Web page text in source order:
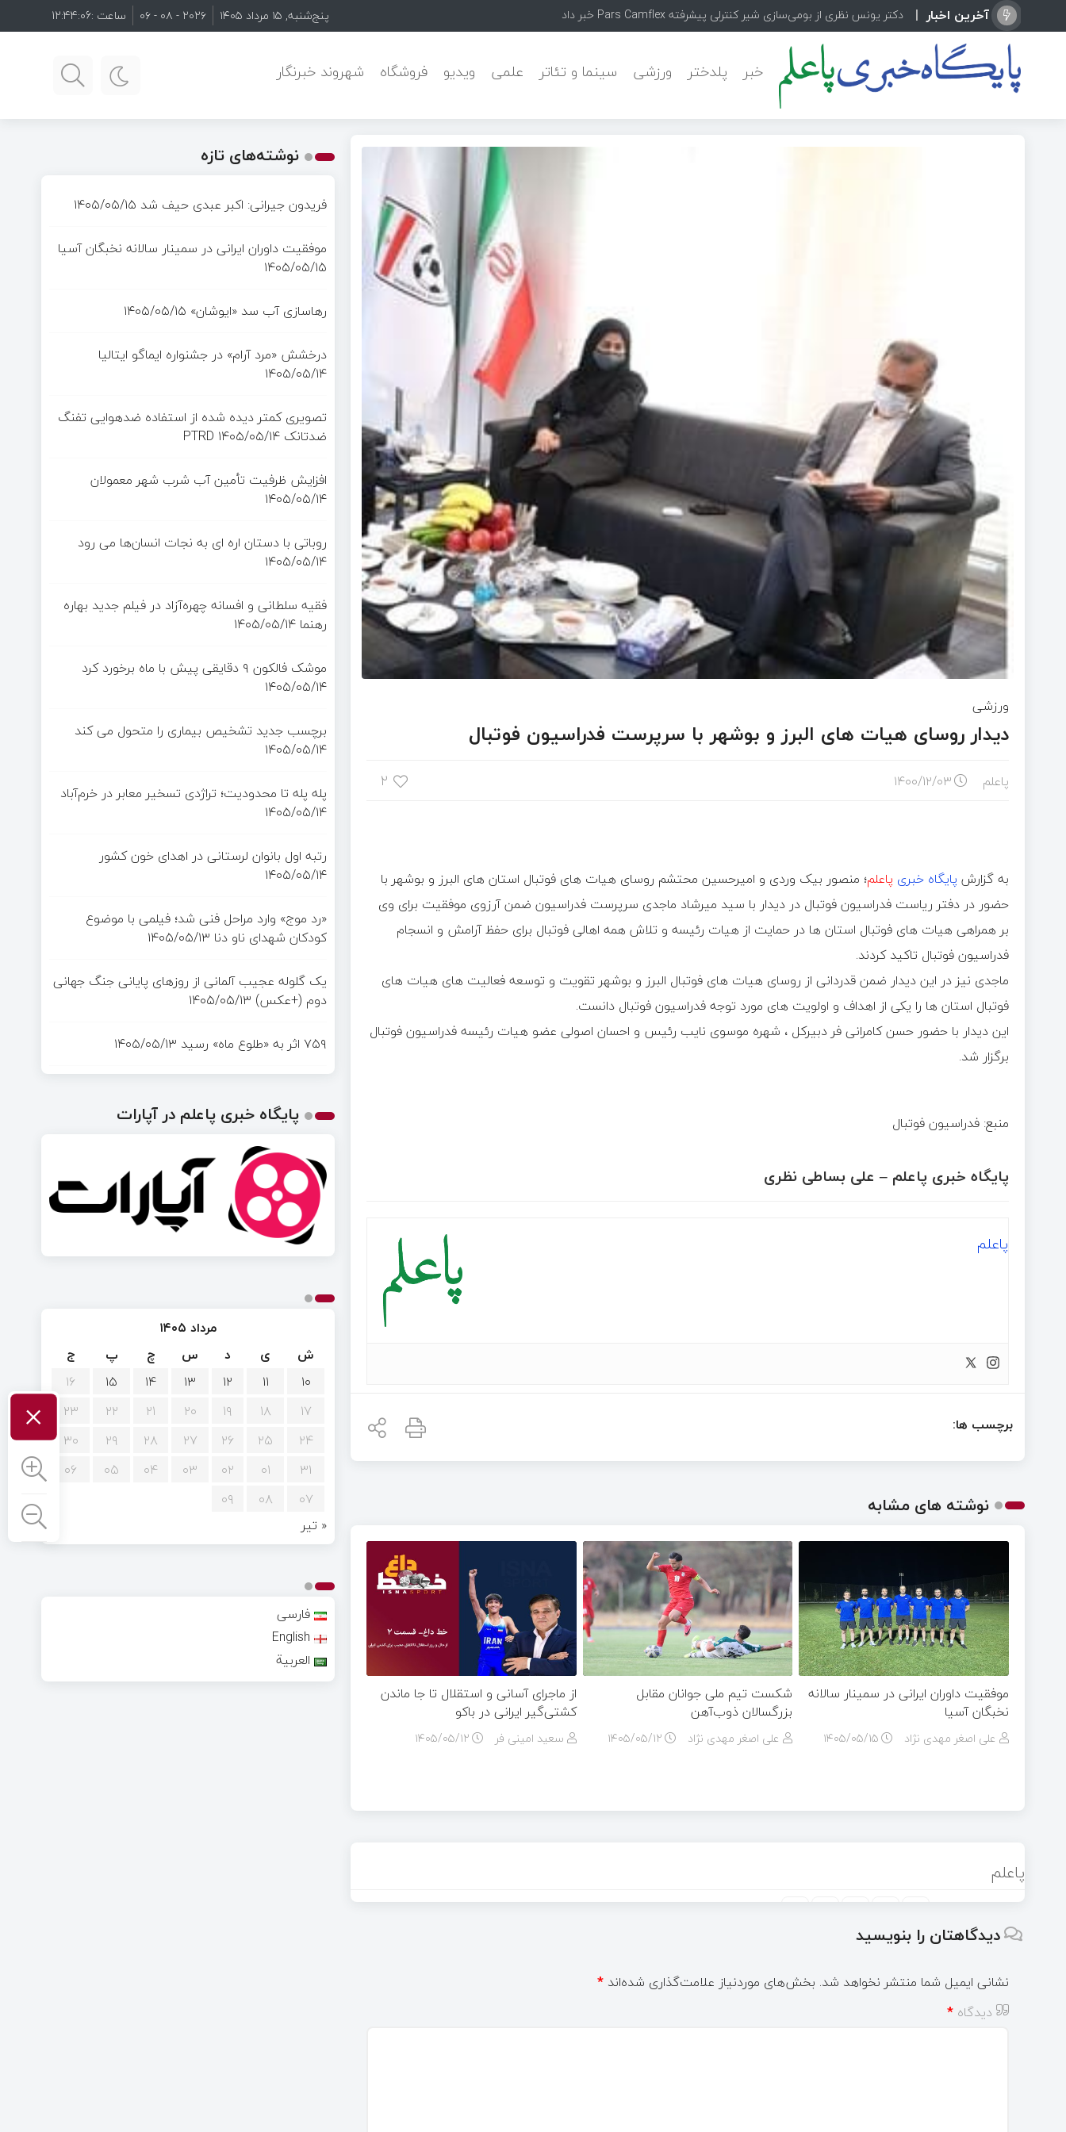
آخرین اخبار پاعلم در مسیر کربلا پنج‌شنبه, ۱۵ مرداد ۱۴۰۵ ۲۰۲۶ - ۰۸ - ۰۶ ساعت :12:44:07
خبر پلدختر ورزشی سینما و تئاتر علمی ویدیو فروشگاه شهروند خبرنگار
ورزشی
دیدار روسای هیات های البرز و بوشهر با سرپرست فدراسیون فوتبال
پاعلم ۱۴۰۰/۱۲/۰۳ ۲
به گزارش پایگاه خبری پاعلم؛ منصور بیک وردی و امیرحسین محتشم روسای هیات های فوتبال استان های البرز و بوشهر با
حضور در دفتر ریاست فدراسیون فوتبال در دیدار با سید میرشاد ماجدی سرپرست فدراسیون ضمن آرزوی موفقیت برای وی
بر همراهی هیات های فوتبال استان ها در حمایت از هیات رئیسه و تلاش همه اهالی فوتبال برای حفظ آرامش و انسجام
فدراسیون فوتبال تاکید کردند.
ماجدی نیز در این دیدار ضمن قدردانی از روسای هیات های فوتبال البرز و بوشهر تقویت و توسعه فعالیت های هیات های
فوتبال استان ها را یکی از اهداف و اولویت های مورد توجه فدراسیون فوتبال دانست.
این دیدار با حضور حسن کامرانی فر دبیرکل ، شهره موسوی نایب رئیس و احسان اصولی عضو هیات رئیسه فدراسیون فوتبال
برگزار شد.
منبع: فدراسیون فوتبال
پایگاه خبری پاعلم – علی بساطی نظری
پاعلم
برچسب ها:
نوشته های مشابه
موفقیت داوران ایرانی در سمینار سالانه
نخبگان آسیا
علی اصغر مهدی نژاد ۱۴۰۵/۰۵/۱۵
شکست تیم ملی جوانان مقابل
بزرگسالان ذوب‌آهن
علی اصغر مهدی نژاد ۱۴۰۵/۰۵/۱۲
از ماجرای آسانی و استقلال تا جا ماندن
کشتی‌گیر ایرانی در باکو
سعید امینی فر ۱۴۰۵/۰۵/۱۲
پاعلم
دیدگاهتان را بنویسید
نشانی ایمیل شما منتشر نخواهد شد. بخش‌های موردنیاز علامت‌گذاری شده‌اند *
دیدگاه *
نوشته‌های تازه
فریدون جیرانی: اکبر عبدی حیف شد ۱۴۰۵/۰۵/۱۵
موفقیت داوران ایرانی در سمینار سالانه نخبگان آسیا
۱۴۰۵/۰۵/۱۵
رهاسازی آب سد «ایوشان» ۱۴۰۵/۰۵/۱۵
درخشش «مرد آرام» در جشنواره ایماگو ایتالیا
۱۴۰۵/۰۵/۱۴
تصویری کمتر دیده شده از استفاده ضدهوایی تفنگ
ضدتانک PTRD ۱۴۰۵/۰۵/۱۴
افزایش ظرفیت تأمین آب شرب شهر معمولان
۱۴۰۵/۰۵/۱۴
روباتی با دستان اره ای به نجات انسان‌ها می رود
۱۴۰۵/۰۵/۱۴
فقیه سلطانی و افسانه چهره‌آزاد در فیلم جدید بهاره
رهنما ۱۴۰۵/۰۵/۱۴
موشک فالکون ۹ دقایقی پیش با ماه برخورد کرد
۱۴۰۵/۰۵/۱۴
برچسب جدید تشخیص بیماری را متحول می کند
۱۴۰۵/۰۵/۱۴
پله پله تا محدودیت؛ تراژدی تسخیر معابر در خرم‌آباد
۱۴۰۵/۰۵/۱۴
رتبه اول بانوان لرستانی در اهدای خون کشور
۱۴۰۵/۰۵/۱۴
«رد موج» وارد مراحل فنی شد؛ فیلمی با موضوع
کودکان شهدای ناو دنا ۱۴۰۵/۰۵/۱۳
یک گلوله عجیب آلمانی از روزهای پایانی جنگ جهانی
دوم (+عکس) ۱۴۰۵/۰۵/۱۳
۷۵۹ اثر به «طلوع ماه» رسید
۱۴۰۵/۰۵/۱۳
پایگاه خبری پاعلم در آپارات
مرداد ۱۴۰۵
ش
ی د س چ پ
ج
۱۰
۱۱ ۱۲ ۱۳ ۱۴ ۱۵
۱۶
۱۷
۱۸ ۱۹ ۲۰ ۲۱ ۲۲
۲۳
۲۴
۲۵ ۲۶ ۲۷ ۲۸ ۲۹
۳۰
۳۱
۰۱ ۰۲ ۰۳ ۰۴ ۰۵
۰۶
۰۷
۰۸
۰۹
« تیر
فارسی
English
العربية
×